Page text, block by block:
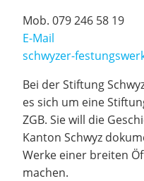
Mob. 079 246 58 19
E-Mail
schwyzer-
Bei der Stiftung
es sich um eine
ZGB. Sie will die
Kanton Schwyz
Werke einer breiten
machen.